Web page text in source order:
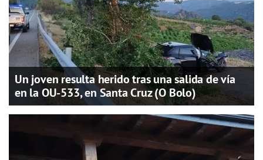
Un joven resulta herido tras una salida de vía
en la OU-533, en Santa Cruz (O Bolo)